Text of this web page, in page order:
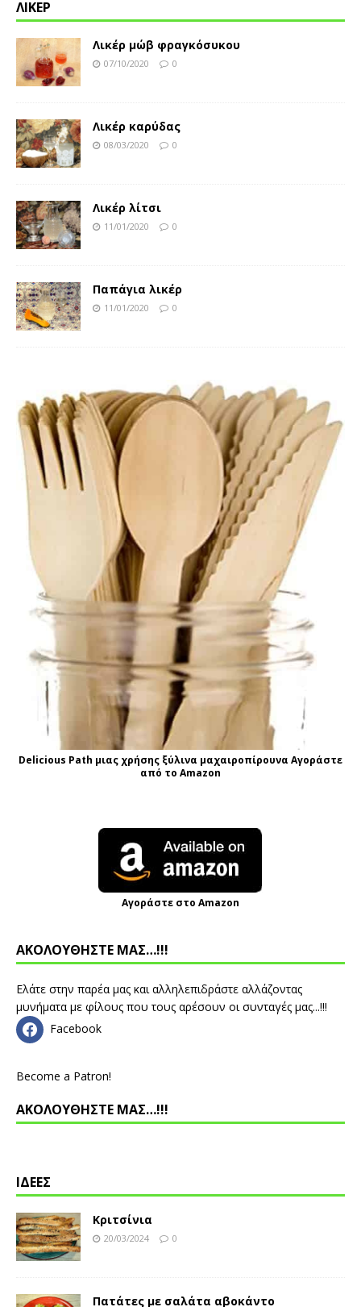
ΛΙΚΕΡ
Λικέρ μώβ φραγκόσυκου
07/10/2020 0
Λικέρ καρύδας
08/03/2020 0
Λικέρ λίτσι
11/01/2020 0
Παπάγια λικέρ
11/01/2020 0
Delicious Path μιας χρήσης ξύλινα μαχαιροπίρουνα Αγοράστε
από το Amazon
Αγοράστε στο Amazon
ΑΚΟΛΟΥΘΗΣΤΕ ΜΑΣ…!!!
Ελάτε στην παρέα μας και αλληλεπιδράστε αλλάζοντας
μυνήματα με φίλους που τους αρέσουν οι συνταγές μας...!!!
Facebook
Become a Patron!
ΑΚΟΛΟΥΘΗΣΤΕ ΜΑΣ…!!!
ΙΔΕΕΣ
Κριτσίνια
20/03/2024 0
Πατάτες με σαλάτα αβοκάντο